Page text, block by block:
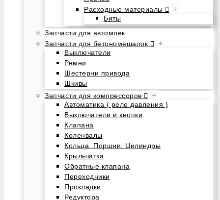
Расходные материалы
+
Биты
Запчасти для автомоек
Запчасти для бетономешалок
+
Выключатели
Ремни
Шестерни привода
Шкивы
Запчасти для компрессоров
+
Автоматика ( реле давления )
Выключатели и кнопки
Клапана
Коленвалы
Кольца. Поршни. Цилиндры
Крыльчатка
Обратные клапана
Переходники
Прокладки
Редуктора